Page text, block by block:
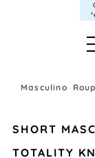
Masculino
SHORT
TOTALITY